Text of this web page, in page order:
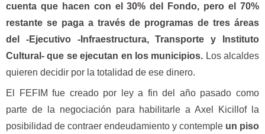
cuenta que hacen con el 30% del Fondo, pero el 70%
restante se paga a través de programas de tres áreas
del -Ejecutivo -Infraestructura, Transporte y Instituto
Cultural- que se ejecutan en los municipios. Los alcaldes
quieren decidir por la totalidad de ese dinero.
El FEFIM fue creado por ley a fin del año pasado como
parte de la negociación para habilitarle a Axel Kicillof la
posibilidad de contraer endeudamiento y contemple un piso